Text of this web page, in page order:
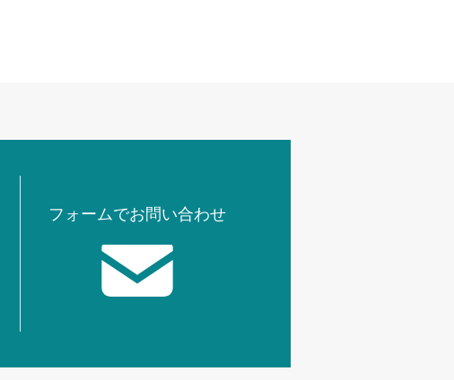
フォームでお問い合わせ